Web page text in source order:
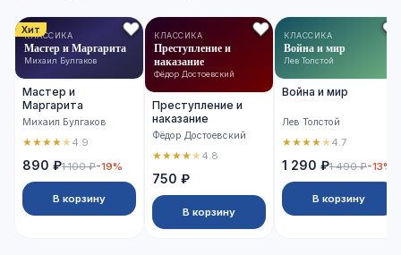
Хит
КЛАССИКА
Мастер и Маргарита
Михаил Булгаков
Мастер и
Маргарита
Михаил Булгаков
★★★★★4.9
890 ₽1 100 ₽-19%
В корзину
КЛАССИКА
Преступление и
наказание
Фёдор Достоевский
Преступление и
наказание
Фёдор Достоевский
★★★★★4.8
750 ₽
В корзину
КЛАССИКА
Война и мир
Лев Толстой
Война и мир
Лев Толстой
★★★★★4.7
1 290 ₽1 490 ₽-13%
В корзину